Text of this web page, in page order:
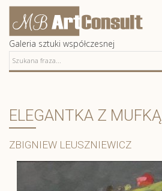
Artconsult
Galeria sztuki współczesnej
ELEGANTKA Z MUFKĄ
ZBIGNIEW LEUSZNIEWICZ